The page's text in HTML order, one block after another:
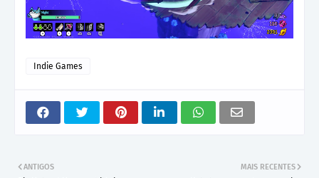
Indie Games
MAIS RECENTES
ANTIGOS